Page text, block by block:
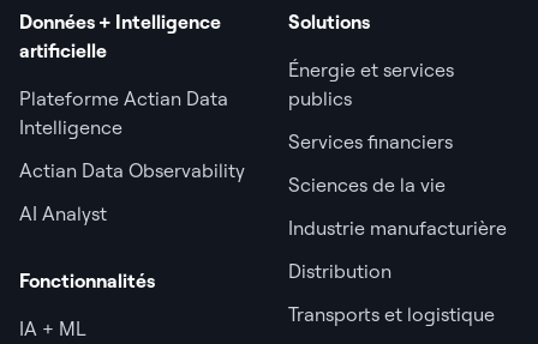
Données + Intelligence
artificielle
Plateforme Actian Data
Intelligence
Actian Data Observability
AI Analyst
Fonctionnalités
IA + ML
Solutions
Énergie et services
publics
Services financiers
Sciences de la vie
Industrie manufacturière
Distribution
Transports et logistique